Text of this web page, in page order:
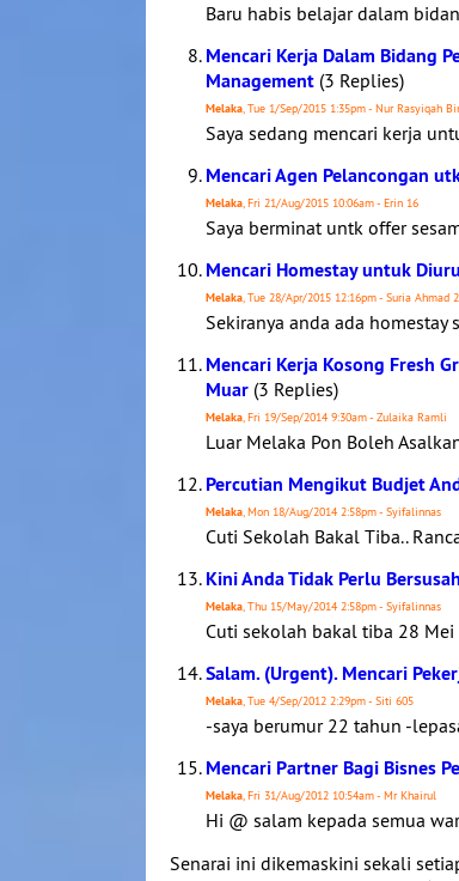
Baru habis belajar dalam
Mencari Kerja Dalam Bidang
Management (3 Replies)
Melaka, Tue 1/Sep/2015 1:35pm - Nur Rasyiqah
Saya sedang mencari kerja
Mencari Agen Pelancongan
Melaka, Fri 21/Aug/2015 10:06am - Erin 16
Saya berminat untk offer
Mencari Homestay untuk
Melaka, Tue 28/Apr/2015 12:16pm - Suria Ahmad 2
Sekiranya anda ada
Mencari Kerja Kosong Fresh
Muar (3 Replies)
Melaka, Fri 19/Sep/2014 9:30am - Zulaika Ramli
Luar Melaka Pon Boleh
Percutian Mengikut Budjet
Melaka, Mon 18/Aug/2014 2:58pm - Syifalinnas
Cuti Sekolah Bakal Tiba..
Kini Anda Tidak Perlu
Melaka, Thu 15/May/2014 2:58pm - Syifalinnas
Cuti sekolah bakal tiba 28
Salam. (Urgent). Mencari
Melaka, Tue 4/Sep/2012 2:29pm - Siti 605
-saya berumur 22 tahun -
Mencari Partner Bagi Bisnes
Melaka, Fri 31/Aug/2012 10:54am - Mr Khairul
Hi @ salam kepada semua
Senarai ini dikemaskini sekali